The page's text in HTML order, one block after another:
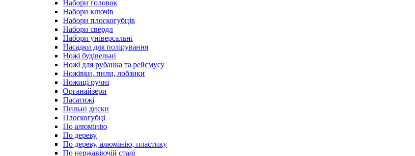
Набори головок
Набори ключів
Набори плоскогубців
Набори свердл
Набори універсальні
Насадки для полірування
Ножі будівельні
Ножі для рубанка та рейсмусу
Ножівки, пили, лобзики
Ножиці ручні
Органайзери
Пасатижі
Пильні диски
Плоскогубці
По алюмінію
По дереву
По дереву, алюмінію, пластику
По нержавіючій сталі